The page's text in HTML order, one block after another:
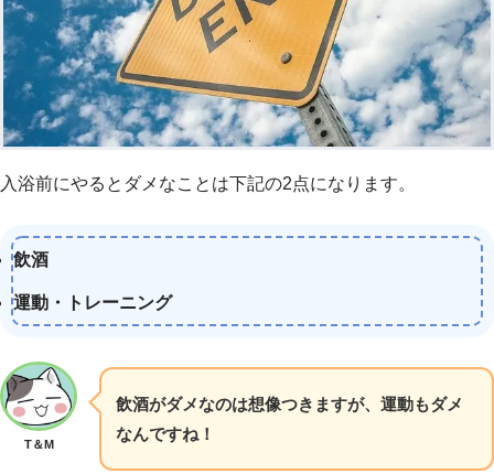
入浴前にやるとダメなことは下記の2点になります。
飲酒
運動・トレーニング
T＆M
飲酒がダメなのは想像つきますが、運動もダメ
なんですね！